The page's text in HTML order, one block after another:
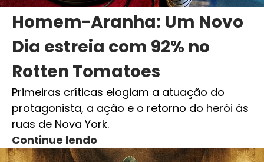
Homem-Aranha: Um Novo
Dia estreia com 92% no
Rotten Tomatoes
Primeiras críticas elogiam a atuação do
protagonista, a ação e o retorno do herói às
ruas de Nova York.
Continue lendo